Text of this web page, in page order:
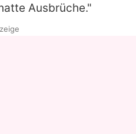
Ausbrüche."